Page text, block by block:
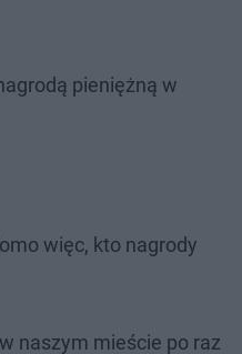
pieniężną w
więc, kto nagrody
naszym mieście po raz